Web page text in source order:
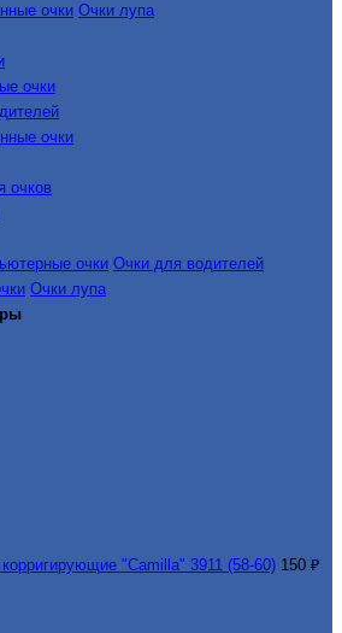
очки Очки лупа
очки
очки
очков
очки Очки для водителей
Очки лупа
"Camilla" 3911 (58-60) 150 ₽